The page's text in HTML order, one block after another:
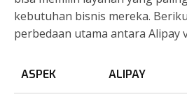
kebutuhan bisnis mereka.
perbedaan utama antara Alipay
ASPEK ALIPAY